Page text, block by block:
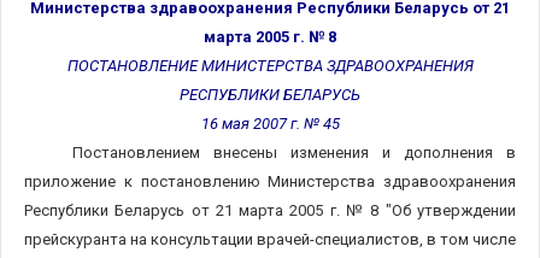
Министерства здравоохранения Республики Беларусь от 21
марта 2005 г. № 8
ПОСТАНОВЛЕНИЕ МИНИСТЕРСТВА ЗДРАВООХРАНЕНИЯ
РЕСПУБЛИКИ БЕЛАРУСЬ
16 мая 2007 г. № 45
Постановлением внесены изменения и дополнения в
приложение к постановлению Министерства здравоохранения
Республики Беларусь от 21 марта 2005 г. № 8 "Об утверждении
прейскуранта на консультации врачей-специалистов, в том числе